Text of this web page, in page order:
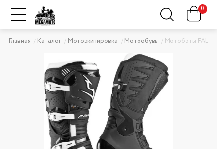
0
Главная Каталог Мотоэкипировка Мотообувь Мотоботы